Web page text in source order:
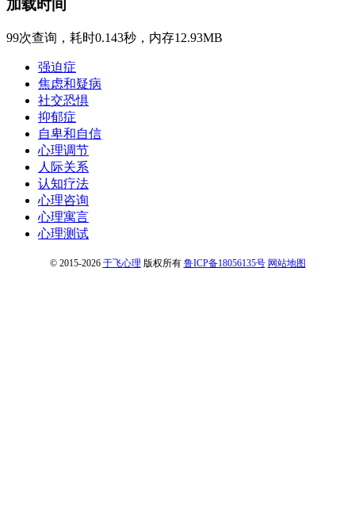
加载时间
99次查询，耗时0.143秒，内存12.93MB
强迫症
焦虑和疑病
社交恐惧
抑郁症
自卑和自信
心理调节
人际关系
认知疗法
心理咨询
心理寓言
心理测试
© 2015-2026 于飞心理 版权所有 鲁ICP备18056135号 网站地图